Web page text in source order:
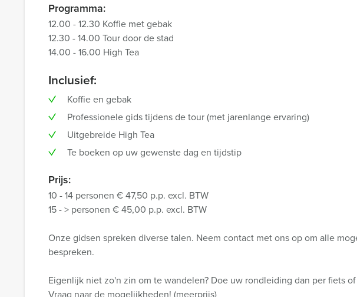
Programma:
12.00 - 12.30 Koffie met gebak
12.30 - 14.00 Tour door de stad
14.00 - 16.00 High Tea
Inclusief:
Koffie en gebak
Professionele gids tijdens de tour (met jarenlange ervaring)
Uitgebreide High Tea
Te boeken op uw gewenste dag en tijdstip
Prijs:
10 - 14 personen € 47,50 p.p. excl. BTW
15 - > personen € 45,00 p.p. excl. BTW
Onze gidsen spreken diverse talen. Neem contact met ons op om alle
bespreken.
Eigenlijk niet zo'n zin om te wandelen? Doe uw rondleiding dan per fiets
Vraag naar de mogelijkheden! (meerprijs)